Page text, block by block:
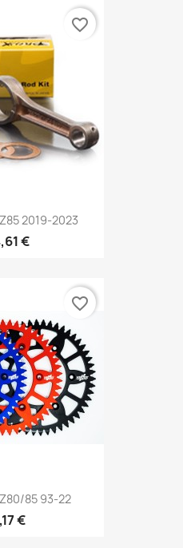
2019-2023
€
favorite_border
85 93-22
€
favorite_border